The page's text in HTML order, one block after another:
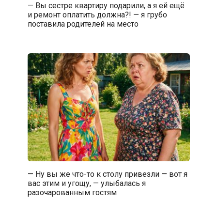
— Вы сестре квартиру подарили, а я ей ещё
и ремонт оплатить должна?! — я грубо
поставила родителей на место
— Ну вы же что-то к столу привезли — вот я
вас этим и угощу, — улыбалась я
разочарованным гостям